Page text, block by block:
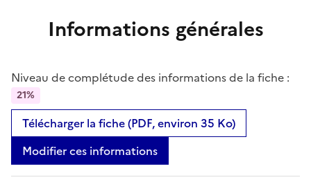
Informations générales
Niveau de complétude des informations de la fiche :
21%
Télécharger la fiche (PDF, environ 35 Ko)
Modifier ces informations